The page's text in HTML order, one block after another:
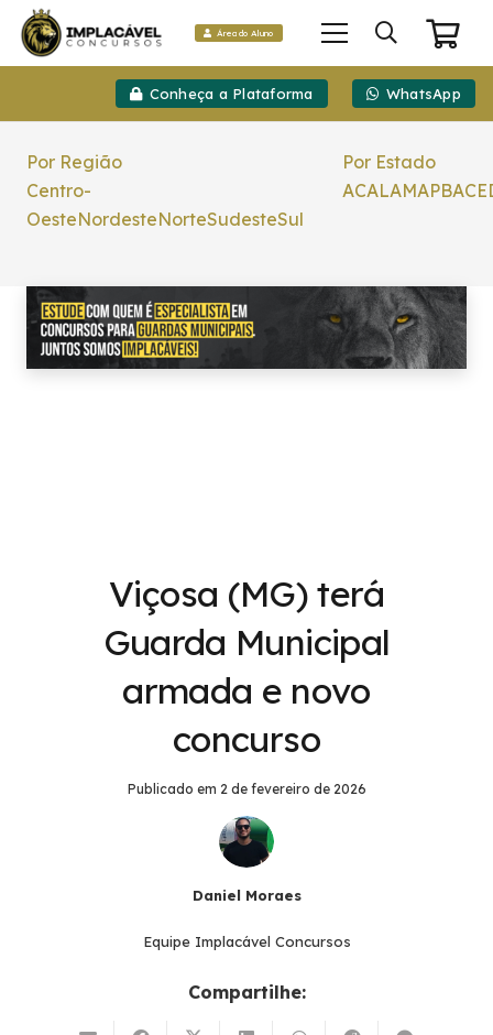
Área do Aluno
Conheça a Plataforma WhatsApp
Por Região
Centro-
OesteNordesteNorteSudesteSul
Por Estado
ACALAMAPBACE
Viçosa (MG) terá
Guarda Municipal
armada e novo
concurso
Publicado em 2 de fevereiro de 2026
Daniel Moraes
Equipe Implacável Concursos
Compartilhe: